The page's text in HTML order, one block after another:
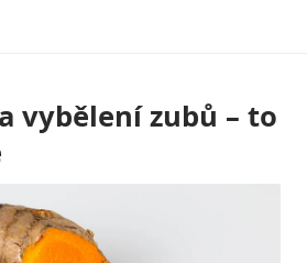
vybělení zubů – to